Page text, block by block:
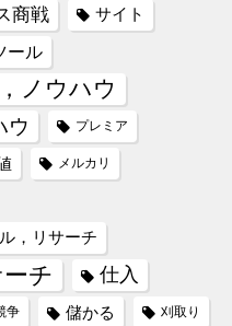
商戦 サイト
ール
ノウハウ
ウ プレミア
メルカリ
，リサーチ
チ 仕入
争 儲かる 刈取り